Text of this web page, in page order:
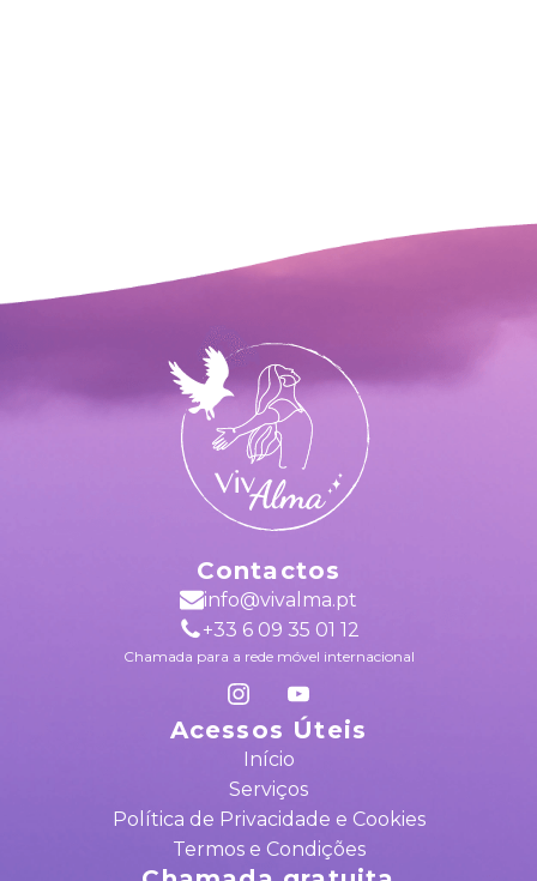
Contactos
info@vivalma.pt
+33 6 09 35 01 12
Chamada para a rede móvel internacional
Acessos Úteis
Início
Serviços
Política de Privacidade e Cookies
Termos e Condições